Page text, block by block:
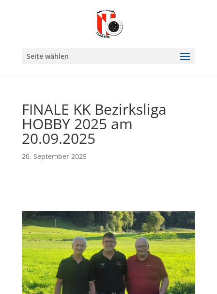
Seite wählen
FINALE KK Bezirksliga
HOBBY 2025 am
20.09.2025
20. September 2025